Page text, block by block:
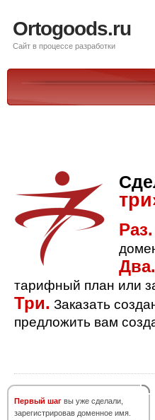
Ortogoods.ru
Сайт в процессе разработки
Раз.
Два.
тарифный план или
Три. Заказать
предложить вам
Первый шаг вы уже сделали,
зарегистрировав доменное имя.